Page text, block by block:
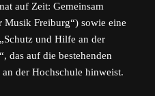
auf Zeit: Gemeinsam
Musik Freiburg“) sowie eine
und Hilfe an der
das auf die bestehenden
der Hochschule hinweist.